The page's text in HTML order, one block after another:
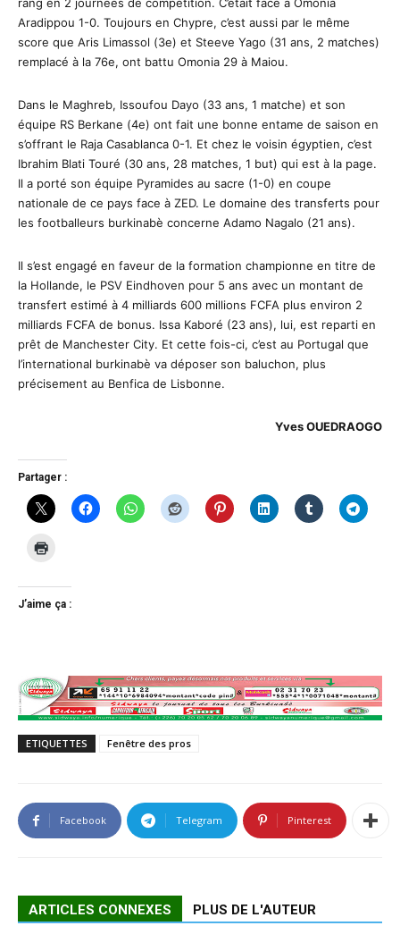
Aradippou 1-0. Toujours en Chypre, c’est aussi par le même
score que Aris Limassol (3e) et Steeve Yago (31 ans, 2 matches)
remplacé à la 76e, ont battu Omonia 29 à Maiou.
Dans le Maghreb, Issoufou Dayo (33 ans, 1 matche) et son
équipe RS Berkane (4e) ont fait une bonne entame de saison en
s’offrant le Raja Casablanca 0-1. Et chez le voisin égyptien, c’est
Ibrahim Blati Touré (30 ans, 28 matches, 1 but) qui est à la page.
Il a porté son équipe Pyramides au sacre (1-0) en coupe
nationale de ce pays face à ZED. Le domaine des transferts pour
les footballeurs burkinabè concerne Adamo Nagalo (21 ans).
Il s’est engagé en faveur de la formation championne en titre de
la Hollande, le PSV Eindhoven pour 5 ans avec un montant de
transfert estimé à 4 milliards 600 millions FCFA plus environ 2
milliards FCFA de bonus. Issa Kaboré (23 ans), lui, est reparti en
prêt de Manchester City. Et cette fois-ci, c’est au Portugal que
l’international burkinabè va déposer son baluchon, plus
précisement au Benfica de Lisbonne.
Yves OUEDRAOGO
Partager :
J’aime ça :
ETIQUETTES Fenêtre des pros
Facebook Telegram Pinterest
ARTICLES CONNEXES PLUS DE L'AUTEUR